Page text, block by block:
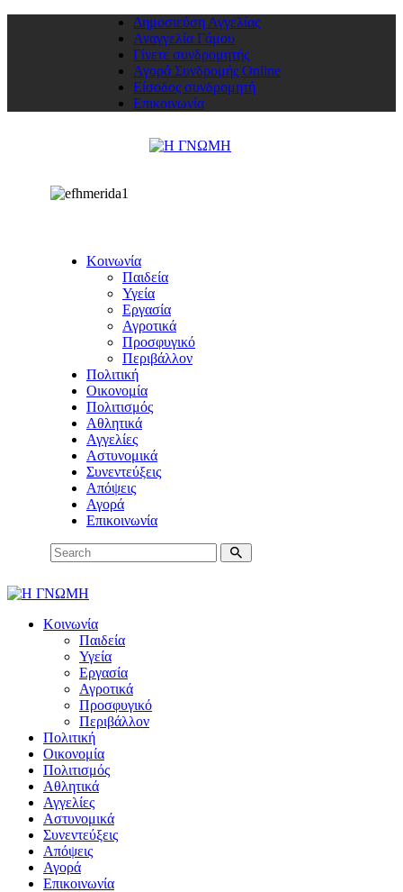
Δημοσιεύση Αγγελίας
Αναγγελία Γάμου
Γίνετε συνδρομητής
Αγορά Συνδρομής Online
Είσοδος συνδρομητή
Επικοινωνία
Κοινωνία
Παιδεία
Υγεία
Εργασία
Αγροτικά
Προσφυγικό
Περιβάλλον
Πολιτική
Οικονομία
Πολιτισμός
Αθλητικά
Αγγελίες
Αστυνομικά
Συνεντεύξεις
Απόψεις
Αγορά
Επικοινωνία
Κοινωνία
Παιδεία
Υγεία
Εργασία
Αγροτικά
Προσφυγικό
Περιβάλλον
Πολιτική
Οικονομία
Πολιτισμός
Αθλητικά
Αγγελίες
Αστυνομικά
Συνεντεύξεις
Απόψεις
Αγορά
Επικοινωνία